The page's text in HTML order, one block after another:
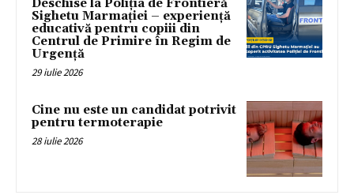
Deschise la Poliția de Frontieră
Sighetu Marmației – experiență
educativă pentru copiii din
Centrul de Primire în Regim de
Urgență
29 iulie 2026
Cine nu este un candidat potrivit
pentru termoterapie
28 iulie 2026